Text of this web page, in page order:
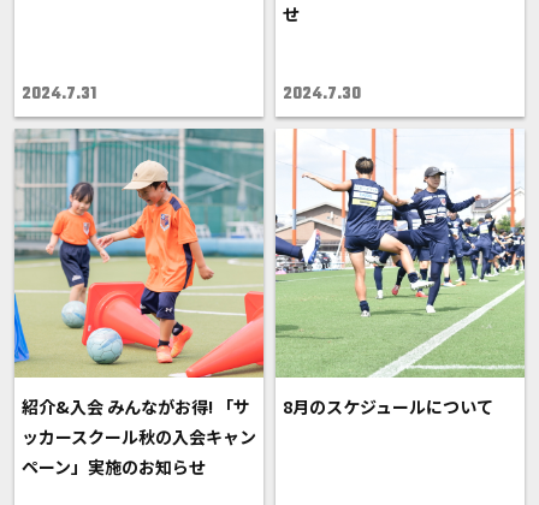
2024.7.31
せ
2024.7.30
紹介&入会 みんながお得! 「サ
ッカースクール秋の入会キャン
ペーン」実施のお知らせ
8月のスケジュールについて